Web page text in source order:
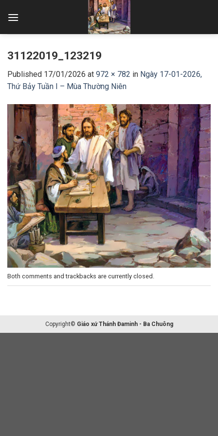
31122019_123219
Published 17/01/2026 at 972 × 782 in Ngày 17-01-2026,
Thứ Bảy Tuần I – Mùa Thường Niên
Both comments and trackbacks are currently closed.
Copyright© Giáo xứ Thánh Đaminh - Ba Chuông